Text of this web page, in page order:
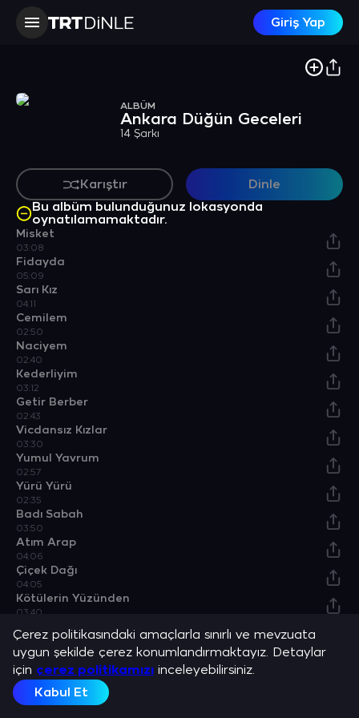
Giriş Yap
ALBÜM
Ankara Düğün Geceleri
14 Şarkı
Karıştır
Dinle
Bu albüm bulunduğunuz lokasyonda
oynatılamamaktadır.
Misket
03:08
Fidayda
05:09
Sarı Kız
04:11
Cemilem
02:50
Naciyem
02:40
Kederliyim
03:12
Getir Berber
02:43
Vicdansız Kızlar
03:30
Yumul Yavrum
02:57
Yürü Yürü
02:35
Badı Sabah
03:50
Atım Arap
04:06
Çiçek Dağı
04:05
Kötülerin Yüzünden
03:40
Albümler
Best of Ankara Muhabbet Geceleri 4
Albüm Albüm
Çerez politikasındaki amaçlarla sınırlı ve mevzuata
uygun şekilde çerez konumlandırmaktayız. Detaylar
için çerez politikamızı inceleyebilirsiniz.
Kabul Et